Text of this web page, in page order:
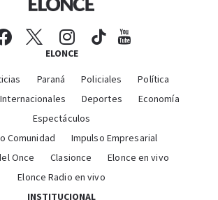
ELONCE
Paraná Policiales
Política
Internacionales Deportes
Economía
Espectáculos
Comunidad
Impulso Empresarial
Once
Clasionce
Elonce en vivo
Elonce Radio en vivo
INSTITUCIONAL